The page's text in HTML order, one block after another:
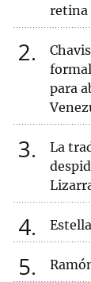
retina
2
para
3
La
4
5